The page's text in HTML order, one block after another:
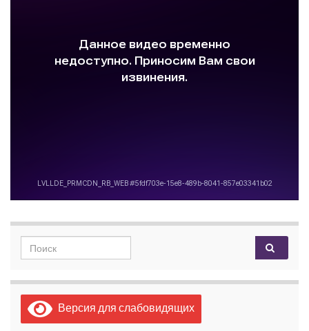
Search for:
Версия для слабовидящих